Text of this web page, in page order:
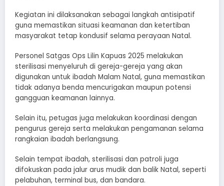
Kegiatan ini dilaksanakan sebagai langkah antisipatif
guna memastikan situasi keamanan dan ketertiban
masyarakat tetap kondusif selama perayaan Natal.
Personel Satgas Ops Lilin Kapuas 2025 melakukan
sterilisasi menyeluruh di gereja-gereja yang akan
digunakan untuk ibadah Malam Natal, guna memastikan
tidak adanya benda mencurigakan maupun potensi
gangguan keamanan lainnya.
Selain itu, petugas juga melakukan koordinasi dengan
pengurus gereja serta melakukan pengamanan selama
rangkaian ibadah berlangsung.
Selain tempat ibadah, sterilisasi dan patroli juga
difokuskan pada jalur arus mudik dan balik Natal, seperti
pelabuhan, terminal bus, dan bandara.